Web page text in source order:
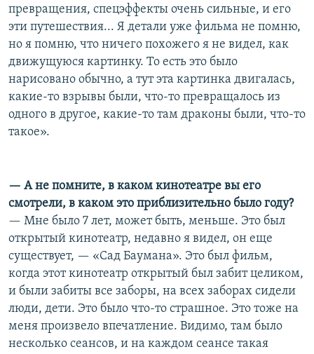
превращения, спецэффекты очень сильные, и его
эти путешествия... Я детали уже фильма не помню,
но я помню, что ничего похожего я не видел, как
движущуюся картинку. То есть это было
нарисовано обычно, а тут эта картинка двигалась,
какие-то взрывы были, что-то превращалось из
одного в другое, какие-то там драконы были, что-то
такое».
— А не помните, в каком кинотеатре вы его
смотрели, в каком это приблизительно было году?
— Мне было 7 лет, может быть, меньше. Это был
открытый кинотеатр, недавно я видел, он еще
существует, — «Сад Баумана». Это был фильм,
когда этот кинотеатр открытый был забит целиком,
и были забиты все заборы, на всех заборах сидели
люди, дети. Это было что-то страшное. Это тоже на
меня произвело впечатление. Видимо, там было
несколько сеансов, и на каждом сеансе такая